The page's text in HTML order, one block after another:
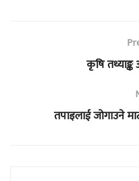
कृषि तथ्याङ्क
तपाइलाई जोगाउने